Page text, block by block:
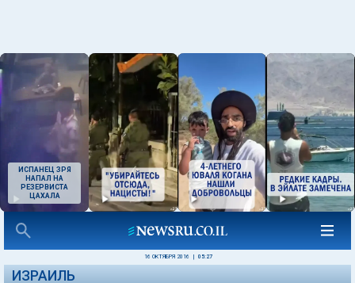
ИСПАНЕЦ ЗРЯ
НАПАЛ НА
РЕЗЕРВИСТА
ЦАХАЛА
16 ОКТЯБРЯ 2016 05:27
ИЗРАИЛЬ